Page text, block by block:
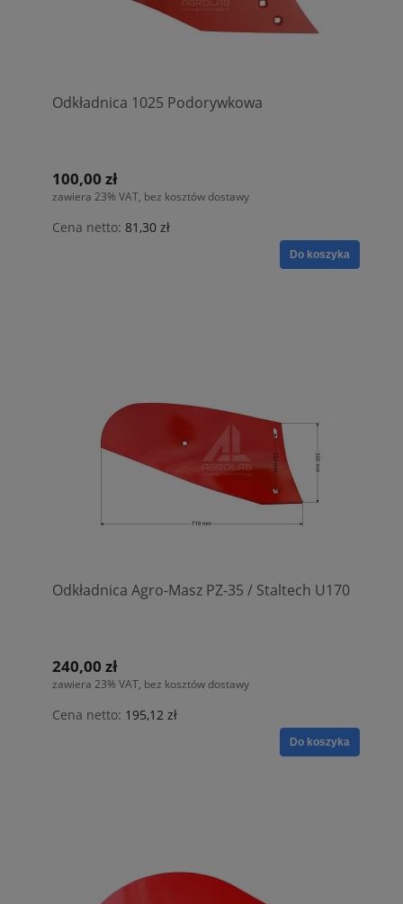
Odkładnica 1025 Podorywkowa
100,00 zł
zawiera 23% VAT, bez kosztów dostawy
Cena netto: 81,30 zł
Do koszyka
Odkładnica Agro-Masz PZ-35 / Staltech U170
240,00 zł
zawiera 23% VAT, bez kosztów dostawy
Cena netto: 195,12 zł
Do koszyka